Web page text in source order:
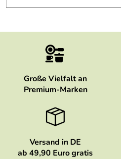
Große Vielfalt an
Premium-Marken
Versand in DE
ab 49,90 Euro gratis